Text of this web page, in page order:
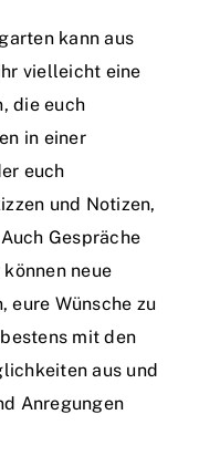
kann aus
vielleicht eine
die euch
in einer
euch
und Notizen,
Gespräche
neue
eure Wünsche zu
mit den
aus und
Anregungen